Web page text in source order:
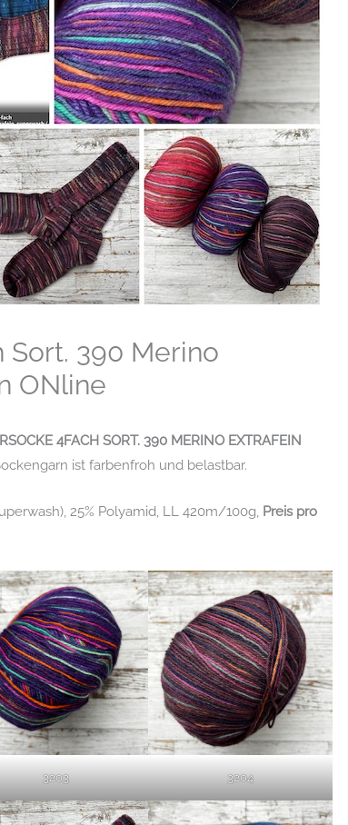
Sort. 390 Merino
ONline
4FACH SORT. 390 MERINO EXTRAFEIN
ist farbenfroh und belastbar.
25% Polyamid, LL 420m/100g, Preis pro
3203 3204